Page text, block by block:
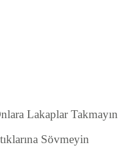
Lakaplar Takmayın
Sövmeyin